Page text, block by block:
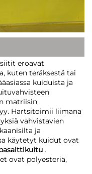
eroavat
kuten teräksestä tai
kuiduista ja
matriisin
Hartsitoimii liimana
vahvistavien
ja
käytetyt kuidut ovat
.
ovat polyesteriä,